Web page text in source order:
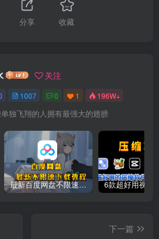
分享 收藏
关注
1007 0 1 196W+
独飞翔的人拥有最强大的翅膀
最新百度网盘不限速下载教程
下一篇